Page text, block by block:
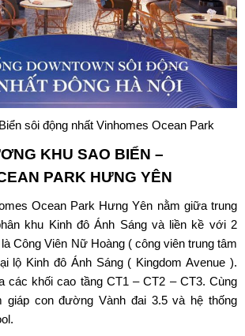
sôi động nhất Vinhomes Ocean Park
KHU SAO BIỂN –
PARK HƯNG YÊN
Ocean Park Hưng Yên nằm giữa trung
khu Kinh đô Ánh Sáng và liền kề với 2
Công Viên Nữ Hoàng ( công viên trung tâm
lộ Kinh đô Ánh Sáng ( Kingdom Avenue ).
các khối cao tầng CT1 – CT2 – CT3. Cùng
con đường Vành đai 3.5 và hệ thống